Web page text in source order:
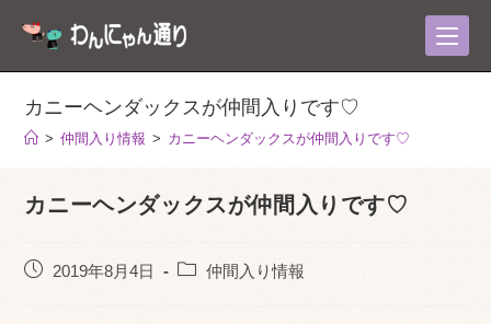
カニーヘンダックスが仲間入りです♡
> 仲間入り情報 > カニーヘンダックスが仲間入りです♡
カニーヘンダックスが仲間入りです♡
投
2019年8月4日
投
仲間入り情報